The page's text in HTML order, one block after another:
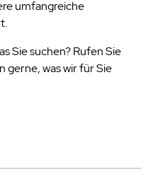
umfangreiche
Sie suchen? Rufen Sie
gerne, was wir für Sie